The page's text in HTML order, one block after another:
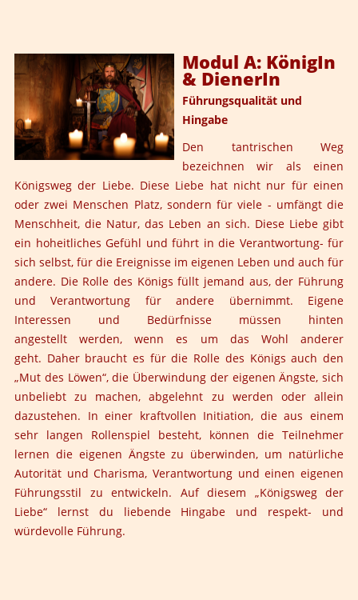
Modul A: KönigIn
& DienerIn
Führungsqualität und
Hingabe
Den tantrischen Weg
bezeichnen wir als einen
Königsweg der Liebe. Diese Liebe hat nicht nur für einen
oder zwei Menschen Platz, sondern für viele - umfängt die
Menschheit, die Natur, das Leben an sich. Diese Liebe gibt
ein hoheitliches Gefühl und führt in die Verantwortung- für
sich selbst, für die Ereignisse im eigenen Leben und auch für
andere. Die Rolle des Königs füllt jemand aus, der Führung
und Verantwortung für andere übernimmt. Eigene
Interessen und Bedürfnisse müssen hinten
angestellt werden, wenn es um das Wohl anderer
geht. Daher braucht es für die Rolle des Königs auch den
„Mut des Löwen“, die Überwindung der eigenen Ängste, sich
unbeliebt zu machen, abgelehnt zu werden oder allein
dazustehen. In einer kraftvollen Initiation, die aus einem
sehr langen Rollenspiel besteht, können die Teilnehmer
lernen die eigenen Ängste zu überwinden, um natürliche
Autorität und Charisma, Verantwortung und einen eigenen
Führungsstil zu entwickeln. Auf diesem „Königsweg der
Liebe“ lernst du liebende Hingabe und respekt- und
würdevolle Führung.